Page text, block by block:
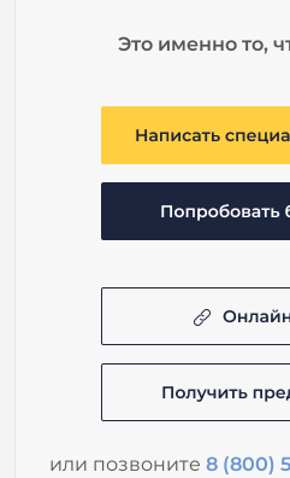
Это именно то,
или позвоните 8 (800)